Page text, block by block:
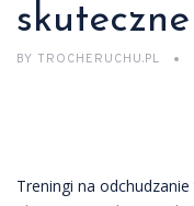
BY TROCHERUCHU.PL
Treningi na odchudzanie